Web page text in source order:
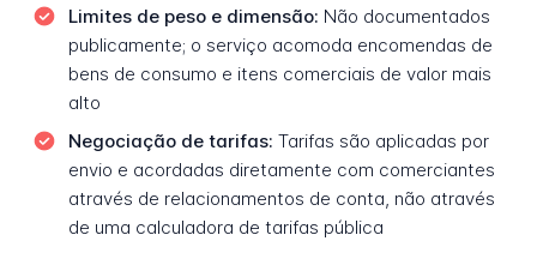
Limites de peso e dimensão: Não documentados
publicamente; o serviço acomoda encomendas de
bens de consumo e itens comerciais de valor mais
alto
Negociação de tarifas: Tarifas são aplicadas por
envio e acordadas diretamente com comerciantes
através de relacionamentos de conta, não através
de uma calculadora de tarifas pública